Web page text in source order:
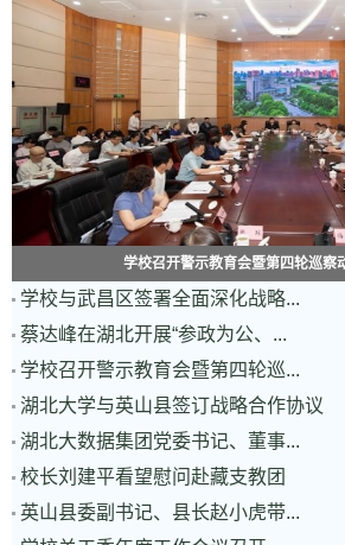
学校召开警示教育会暨第四轮巡察
学校与武昌区签署全面深化战略...
蔡达峰在湖北开展“参政为公、...
学校召开警示教育会暨第四轮巡...
湖北大学与英山县签订战略合作协议
湖北大数据集团党委书记、董事...
校长刘建平看望慰问赴藏支教团
英山县委副书记、县长赵小虎带...